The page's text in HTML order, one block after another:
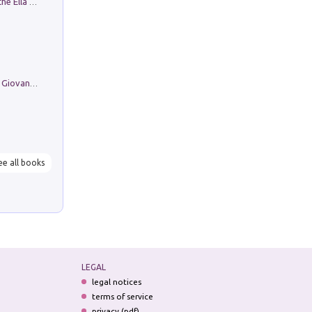
all books
LEGAL
legal notices
terms of service